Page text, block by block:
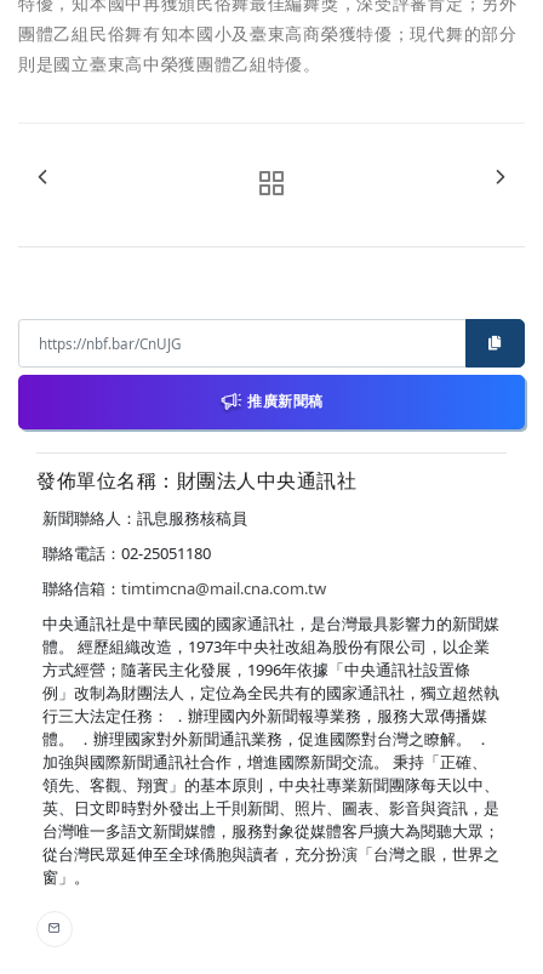
團體乙組民俗舞有知本國小及臺東高商榮獲特優；現代舞的部分
則是國立臺東高中榮獲團體乙組特優。
推廣新聞稿
發佈單位名稱：財團法人中央通訊社
新聞聯絡人：訊息服務核稿員
聯絡電話：02-25051180
聯絡信箱： timtimcna@mail.cna.com.tw
中央通訊社是中華民國的國家通訊社，是台灣最具影響力的新聞媒
體。 經歷組織改造，1973年中央社改組為股份有限公司，以企業
方式經營；隨著民主化發展，1996年依據「中央通訊社設置條
例」改制為財團法人，定位為全民共有的國家通訊社，獨立超然執
行三大法定任務： ．辦理國內外新聞報導業務，服務大眾傳播媒
體。 ．辦理國家對外新聞通訊業務，促進國際對台灣之瞭解。 ．
加強與國際新聞通訊社合作，增進國際新聞交流。 秉持「正確、
領先、客觀、翔實」的基本原則，中央社專業新聞團隊每天以中、
英、日文即時對外發出上千則新聞、照片、圖表、影音與資訊，是
台灣唯一多語文新聞媒體，服務對象從媒體客戶擴大為閱聽大眾；
從台灣民眾延伸至全球僑胞與讀者，充分扮演「台灣之眼，世界之
窗」。